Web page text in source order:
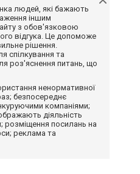
людей, які бажають
іншим
з обов'язковою
відгука. Це допоможе
рішення.
спілкування та
роз'яснення питань, що
ненормативної
безпосереднє
компаніями;
діяльність
розміщення посилань на
реклама та